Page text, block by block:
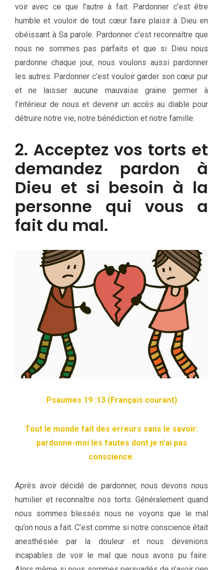
voir avec ce que l’autre à fait. Pardonner c’est être
humble et vouloir de tout cœur faire plaisir à Dieu en
obéissant à Sa parole. Pardonner c’est reconnaître que
nous ne sommes pas parfaits et que si Dieu nous
pardonne chaque jour, nous voulons aussi pardonner
les autres. Pardonner c’est vouloir garder son cœur pur
et ne laisser aucune mauvaise graine germer à
l’intérieur de nous et devenir un accès au diable pour
détruire notre vie, notre bénédiction et notre famille.
2. Acceptez vos torts et
demandez pardon à
Dieu et si besoin à la
personne qui vous a
fait du mal.
Psaumes 19 :13 (Français courant)
Tout le monde fait des erreurs sans le savoir:
pardonne-moi les fautes dont je n’ai pas
conscience.
Après avoir décidé de pardonner, nous devons nous
humilier et reconnaître nos torts. Généralement quand
nous sommes blessés nous ne voyons que le mal
qu’on nous a fait. C’est comme si notre conscience était
anesthésiée par la douleur et nous devenions
incapables de voir le mal que nous avons pu faire.